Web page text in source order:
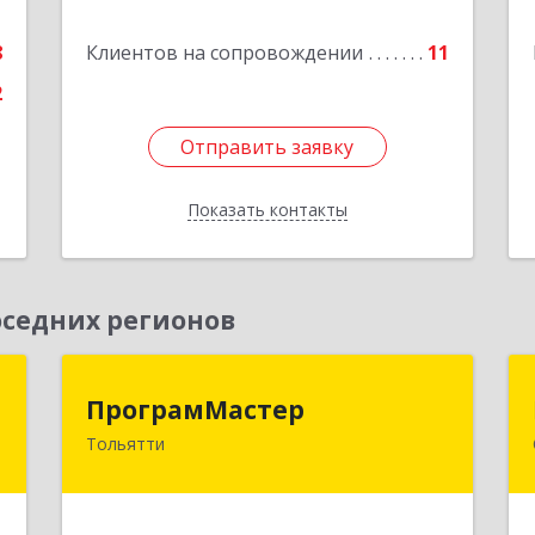
Клиентов на сопровождении 11
Отправить заявку
Показать контакты
Подробнее
Отправить заявку
Назад
регионов
ПрограмМастер
Тольятти
445004, Самарская обл, Тольятти г,